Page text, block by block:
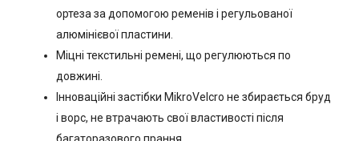
ортеза за допомогою ременів і регульованої
алюмінієвої пластини.
Міцні текстильні ремені, що регулюються по
довжині.
Інноваційні застібки MikroVelcro не збирається бруд
і ворс, не втрачають свої властивості після